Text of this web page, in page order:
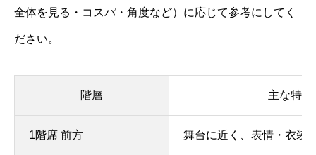
全体を見る・コスパ・角度など）に応じて参考にしてく
ださい。
階層 主な特徴
1階席 前方 舞台に近く、表情・衣装